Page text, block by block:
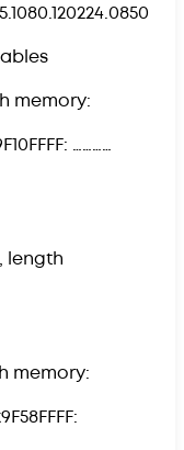
memory:
…………
length
memory: